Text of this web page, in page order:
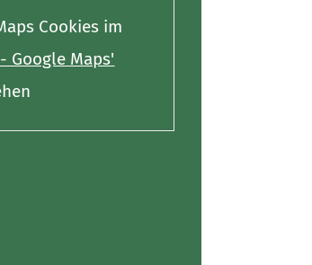
Cookies im
Google Maps'